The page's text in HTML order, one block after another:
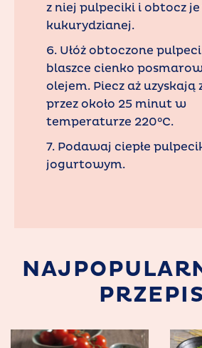
z niej pulpeciki i obtocz
kukurydzianej.
6. Ułóż obtoczone
blaszce cienko
olejem. Piecz aż uzyskają
przez około 25 minut w
temperaturze 220°C.
7. Podawaj ciepłe
jogurtowym.